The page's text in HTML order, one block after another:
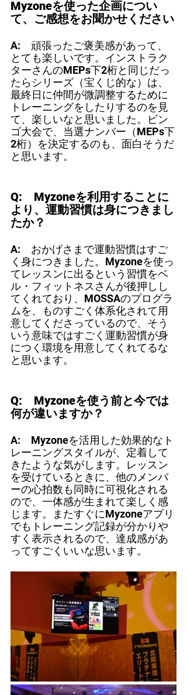
Myzoneを使った企画につい
て、ご感想をお聞かせください
A:　頑張ったご褒美感があって、
とても楽しいです。インストラク
ターさんのMEPs下2桁と同じだっ
たらシリーズ（宝くじ的な）は、
最終日に仲間が微調整するために
トレーニングをしたりするのを見
て、楽しいなと思いました。ビン
ゴ大会で、当選ナンバー（MEPs下
2桁）を決定するのも、面白そうだ
と思います。
Q:　Myzoneを利用することに
より、運動習慣は身につきまし
たか？
A:　おかげさまで運動習慣はすご
く身につきました。Myzoneを使っ
てレッスンに出るという習慣をベ
ル・フィットネスさんが後押しし
てくれており、MOSSAのプログラ
ムを、ものすごく体系化されて用
意してくださっているので、そう
いう意味ではすごく運動習慣が身
につく環境を用意してくれてるな
と思います。
Q:　Myzoneを使う前と今では
何が違いますか？
A:　Myzoneを活用した効果的なト
レーニングスタイルが、定着して
きたような気がします。レッスン
を受けているときに、他のメンバ
ーの心拍数も同時に可視化される
ので、一体感が生まれて楽しく感
じます。またすぐにMyzoneアプリ
でもトレーニング記録が分かりや
すく表示されるので、達成感があ
ってすごくいいな思います。